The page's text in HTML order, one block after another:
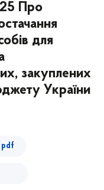
Про
для
закуплених
України
pdf